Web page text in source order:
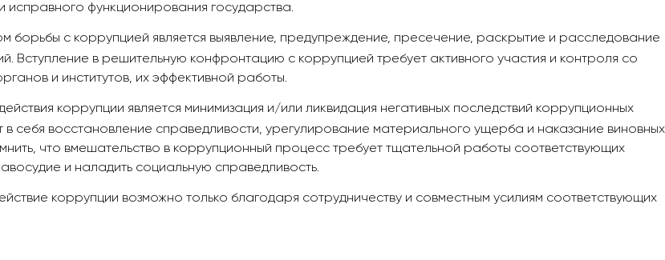
исправного функционирования государства.
борьбы с коррупцией является выявление, предупреждение, пресечение, раскрытие и расследование
Вступление в решительную конфронтацию с коррупцией требует активного участия и контроля со
и институтов, их эффективной работы.
коррупции является минимизация и/или ликвидация негативных последствий коррупционных
в себя восстановление справедливости, урегулирование материального ущерба и наказание виновных
что вмешательство в коррупционный процесс требует тщательной работы соответствующих
и наладить социальную справедливость.
коррупции возможно только благодаря сотрудничеству и совместным усилиям соответствующих